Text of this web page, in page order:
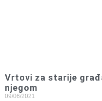
Vrtovi za starije
njegom
09/06/2021